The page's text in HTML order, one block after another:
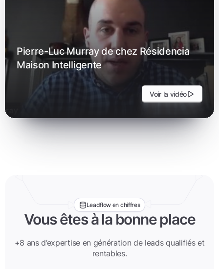
Pierre-Luc Murray de chez Résidencia
Maison Intelligente
Voir la vidéo
Leadflow en chiffres
Vous êtes à la bonne place
+8 ans d’expertise en génération de leads qualifiés et
rentables.